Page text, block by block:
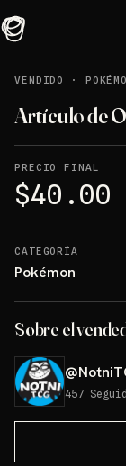
VENDIDO
·
Artículo de
PRECIO FINAL
$40.00
CATEGORÍA
Pokémon
Sobre el
@
457